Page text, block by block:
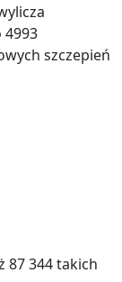
4993
szczepień
87 344 takich